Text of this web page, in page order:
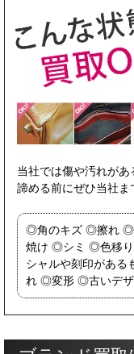
当社では傷や汚れがあ
諦める前にぜひ当社ま
角のキズ 擦れ
焼け
シミ 色移り
シャルや刻印がある
れ
変形 古いデ